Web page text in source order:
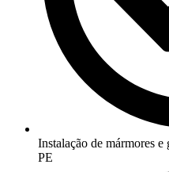
Instalação de mármores
PE